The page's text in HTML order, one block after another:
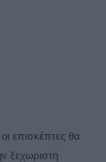
επισκέπτες θα
ξεχωριστή